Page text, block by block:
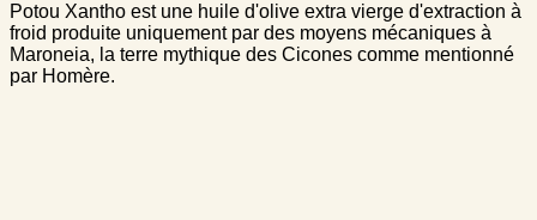
Potou Xantho est une huile d'olive extra vierge d'extraction à
froid produite uniquement par des moyens mécaniques à
Maroneia, la terre mythique des Cicones comme mentionné
par Homère.